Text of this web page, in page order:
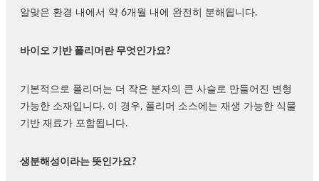
알맞은 환경 내에서 약 6개월 내에 완전히 분해됩니다.
바이오 기반 폴리머란 무엇인가요?
기본적으로 폴리머는 더 작은 분자의 큰 사슬로 만들어진 변형
가능한 소재입니다. 이 경우, 폴리머 소스에는 재생 가능한 식물
기반 재료가 포함됩니다.
생분해성이라는 뜻인가요?